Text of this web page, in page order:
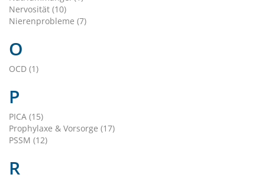
Nervosität (10)
Nierenprobleme (7)
O
OCD (1)
P
PICA (15)
Prophylaxe & Vorsorge (17)
PSSM (12)
R